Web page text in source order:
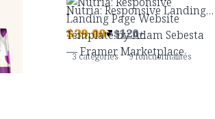
Nutria: Responsive Landing Page Website Template by Adam Sebesta — Framer Marketplace
$39.00 $120+
3 catégories 9 fonctionnalités